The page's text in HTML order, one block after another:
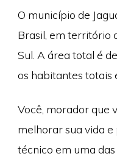
O município de
Brasil, em território
Sul. A área total é
os habitantes totais
Você, morador que
melhorar sua vida
técnico em uma